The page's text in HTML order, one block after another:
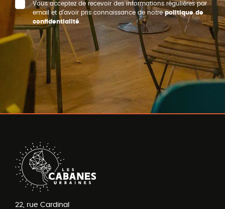
Vous acceptez de recevoir des informations régulières par
email et d’avoir pris connaissance de notrepolitique de
confidentialité
22, rue Cardinal